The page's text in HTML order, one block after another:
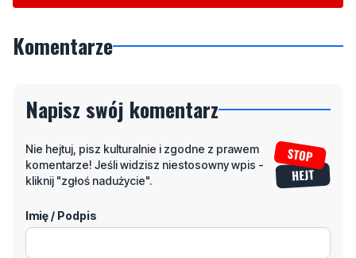
Komentarze
Napisz swój komentarz
Nie hejtuj, pisz kulturalnie i zgodne z prawem
komentarze! Jeśli widzisz niestosowny wpis -
kliknij "zgłoś nadużycie".
Imię / Podpis